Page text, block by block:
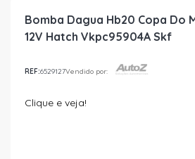
Bomba Dagua Hb20 Copa Do
12V Hatch Vkpc95904A Skf
REF:6529127Vendido por:
Clique e veja!